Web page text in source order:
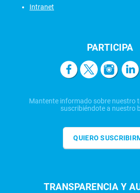
Intranet
PARTICIPA
Mantente informado sobre nuestro
suscribiéndote a nuestro
QUIERO
TRANSPARENCIA Y